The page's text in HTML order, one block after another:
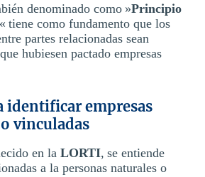
denominado como »Principio
« tiene como fundamento que los
partes relacionadas sean
hubiesen pactado empresas
identificar empresas
vinculadas
en la LORTI, se entiende
a la personas naturales o